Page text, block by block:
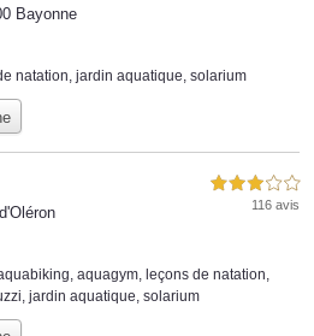
Bayonne
natation, jardin aquatique, solarium
3,0 étoiles sur 5
116 avis
aquagym leçons de natation
jardin aquatique solarium